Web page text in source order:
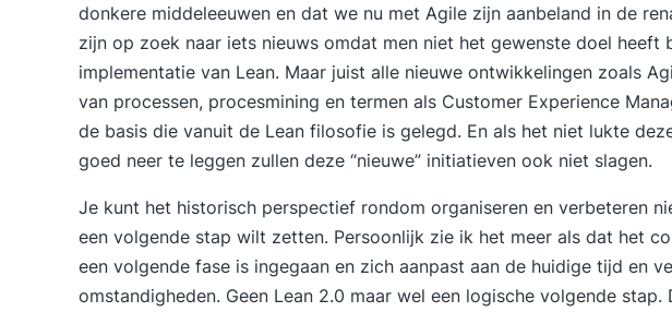
donkere middeleeuwen en dat we nu met Agile zijn aanbeland in de
zijn op zoek naar iets nieuws omdat men niet het gewenste doel heeft
implementatie van Lean. Maar juist alle nieuwe ontwikkelingen zoals
van processen, procesmining en termen als Customer Experience
de basis die vanuit de Lean filosofie is gelegd. En als het niet lukte
goed neer te leggen zullen deze “nieuwe” initiatieven ook niet slagen.
Je kunt het historisch perspectief rondom organiseren en verbeteren
een volgende stap wilt zetten. Persoonlijk zie ik het meer als dat het
een volgende fase is ingegaan en zich aanpast aan de huidige tijd en
omstandigheden. Geen Lean 2.0 maar wel een logische volgende stap.